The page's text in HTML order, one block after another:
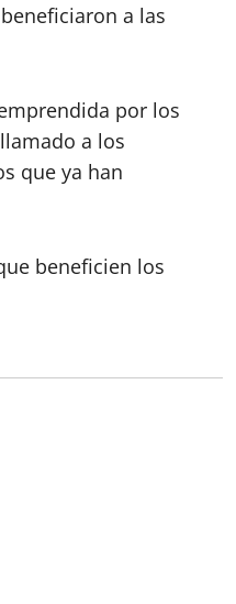
a las
por los
a los
que ya han
beneficien los